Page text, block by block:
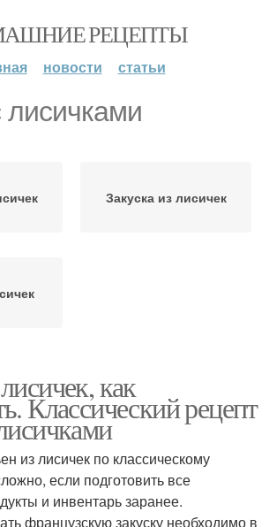
РЕЦЕПТЫ
новости статьи
Закуска из лисичек
как
Классический рецепт
из лисичек по классическому
если подготовить все
и инвентарь заранее.
французскую закуску необходимо в